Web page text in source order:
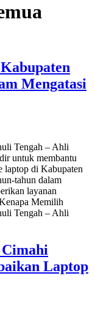
Mengatasi
Tengah – Ahli
untuk membantu
laptop di Kabupaten
tahun dalam
layanan
Memilih
Tengah – Ahli
Laptop